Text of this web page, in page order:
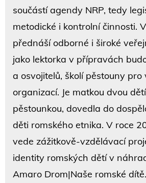
součástí agendy NRP, tedy
metodické i kontrolní činnosti.
přednáší odborné i široké
jako lektorka v přípravách
a osvojitelů, školí pěstouny pro
organizací. Je matkou dvou
pěstounkou, dovedla do
děti romského etnika. V roce
vede zážitkově-vzdělávací
identity romských dětí v
Amaro Drom|Naše romské